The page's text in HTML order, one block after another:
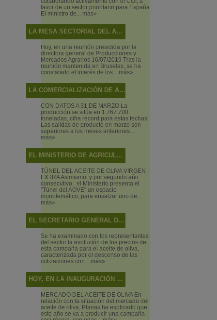
favor de un sector prioritario para España
El ministro de... más»
LA MESA SECTORIAL DEL ACEITE DE OLIVA Y LA ACEITUNA DE MESA ANALIZA LA SITUACIÓN DEL SECTOR Y LAS ACTUACIONES DEL MINISTERIO EN RELACIÓN CON LOS MECANISMOS DE AUTORREGULACIÓN
Hoy, en una reunión presidida por la
directora general de Producciones y
Mercados Agrarios 16/07/2019 Tras la
reunión mantenida en Bruselas, se ha
constatado el interés de los... más»
LA COMERCIALIZACIÓN DE ACEITE DE OLIVA ALCANZA NIVELES MÁXIMOS EN EL ECUADOR DE LA CAMPAÑA
CON DATOS A 31 DE MARZO La
producción se sitúa en 1.767.700
toneladas, cifra récord para estas fechas
Las salidas de producto en marzo son
superiores a los meses anteriores...
más»
EL MINISTERIO DE AGRICULTURA, PESCA Y ALIMENTACIÓN PROMOCIONA BAJO EL CONCEPTO “ALIMENTOS DE ESPAÑA” LOS VINOS, ACEITES Y PRODUCTOS PESQUEROS EN EL SALÓN DE GOURMETS 2019
TÚNEL DEL ACEITE DE OLIVA VIRGEN
EXTRA Asimismo, y por segundo año
consecutivo, el Ministerio presenta el
“Túnel del AOVE” un espacio
monotemático, para ensalzar uno de...
más»
EL SECRETARIO GENERAL DE AGRICULTURA Y ALIMENTACIÓN PRESIDE LA MESA SECTORIAL DE ACEITE DE OLIVA Y ACEITUNA DE MESA
Se ha examinado con los representantes
del sector la evolución de los precios de
esta campaña para el aceite de oliva,
caracterizada por el descenso de las
cotizaciones con... más»
HOY, EN LA INAUGURACIÓN DEL PRIMER FORO DE PRIMAVERA DE CAMBIO CLIMÁTICO Y TRANSICIÓN ENERGÉTICA, EN PUENTE GENIL (CÓRDOBA)
MERCADO DEL ACEITE DE OLIVA En
relación con la situación del mercado del
aceite de oliva, Planas ha explicado que
este año se va a producir una campaña